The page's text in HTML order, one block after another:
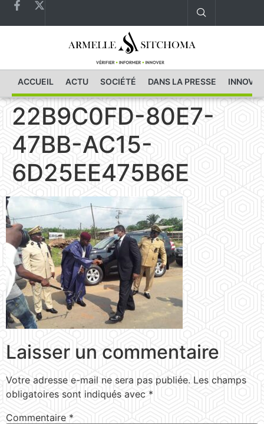
ACCUEIL ACTU SOCIÉTÉ DANS LA PRESSE
22B9C0FD-80E7-
47BB-AC15-
6D25EE475B6E
Laisser un commentaire
Votre adresse e-mail ne sera pas publiée. Les champs
obligatoires sont indiqués avec *
Commentaire *